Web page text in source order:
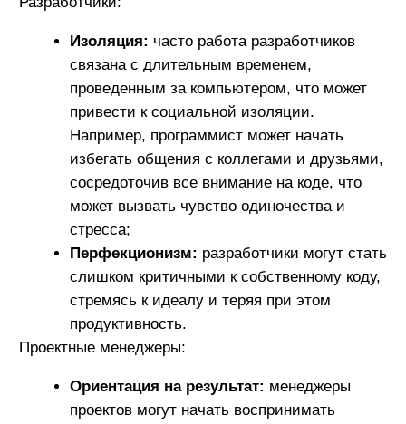
напряженность в отношениях;
несколькими проектами одновременно
и выгоранию, когда менеджер не успевает
выполнять все задачи в срок, что влияет на
его эмоциональное состояние и
UX/UI дизайнеры:
Критичность к своим работам:
могут начать слишком сильно критиковать
свои творения, что может подавить их
экспериментировать;
Стремление к идеалу:нереалистичные
ожидания от себя могут привести к
прокрастинации и страху перед
завершением проекта, что ухудшает общую
продуктивность.
могут развить склонность к критическому
привести к негативному взгляду на проект и